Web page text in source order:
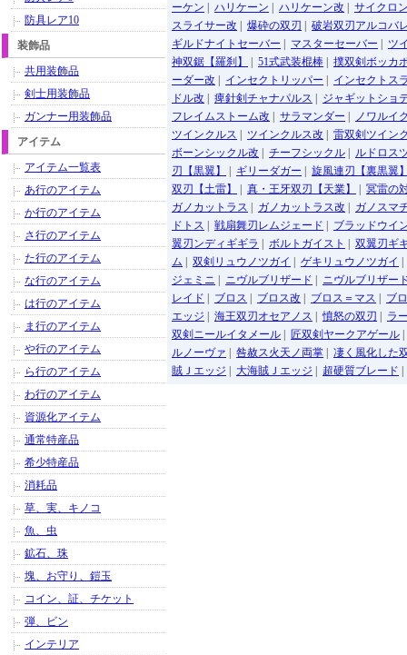
ーケン
ハリケーン ハリケーン改
サイクロ
スライサー改
爆砕の双刃
破岩双刃アルコバ
ギルドナイトセーバー
マスターセーバー
ツ
神双鋸【羅刹】
51式武装棍棒
撲双剣ボッカ
ーダー改
インセクトリッパー
インセクトス
ドル改
痺針剣チャナパルス
ジャギットショ
フレイムストーム改
サラマンダー
ノワルイ
ツインクルス
ツインクルス改
雷双剣ツイン
ボーンシックル改
チーフシックル
ルドロス
刃【黒翼】
ギリーダガー
旋風連刃【裏黒翼
双刃【土雷】
真・王牙双刃【天業】
冥雷の
ガノカットラス
ガノカットラス改
ガノスマ
ドトス
戦扇舞刃レムジェード
ブラッドウイ
翼刃ンディギギラ
ボルトガイスト
双翼刃ギ
ム
双剣リュウノツガイ ゲキリュウノツガイ
ジェミニ
ニヴルブリザード
ニヴルブリザー
レイド
ブロス ブロス改 ブロス＝マス
ブ
エッジ
海王双刃オセアノス |憤怒の双刃
ラ
双剣ニールイタメール
匠双剣ヤークアゲール
ルノーヴァ
咎赦ス火天ノ両掌
凄く風化した
賊Ｊエッジ
大海賊Ｊエッジ 超硬質ブレード
防具レア10
装飾品
共用装飾品
剣士用装飾品
ガンナー用装飾品
アイテム
アイテム一覧表
あ行のアイテム
か行のアイテム
さ行のアイテム
た行のアイテム
な行のアイテム
は行のアイテム
ま行のアイテム
や行のアイテム
ら行のアイテム
わ行のアイテム
資源化アイテム
通常特産品
希少特産品
消耗品
草、実、キノコ
魚、虫
鉱石、珠
塊、お守り、鎧玉
コイン、証、チケット
弾、ビン
インテリア